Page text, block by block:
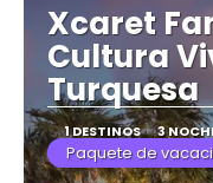
Xcaret
Cultura
Turquesa
1 DESTINOS 3
Paquete de